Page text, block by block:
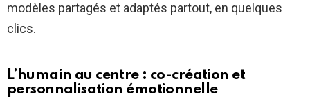
modèles partagés et adaptés partout, en quelques
clics.
L’humain au centre : co-création et
personnalisation émotionnelle